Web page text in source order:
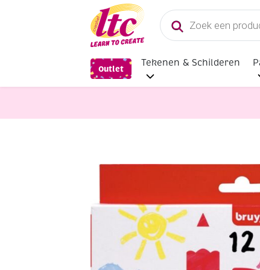
Producten
zoeken
Outlet
Tekenen & Schilderen
Bruynzeel